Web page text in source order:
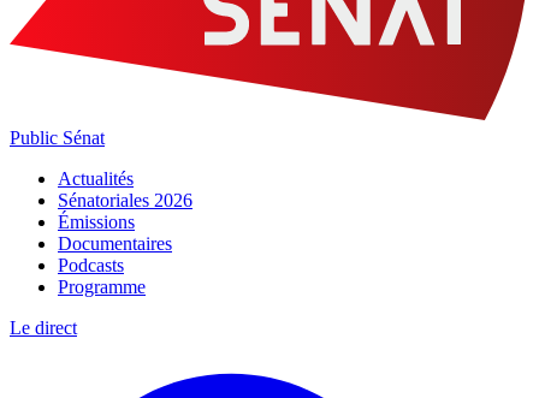
Public Sénat
Actualités
Sénatoriales 2026
Émissions
Documentaires
Podcasts
Programme
Le direct